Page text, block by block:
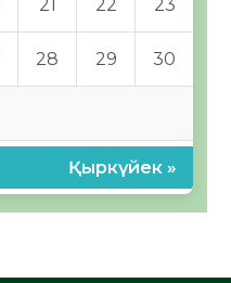
21 22 23
28 29 30
Қыркүйек »